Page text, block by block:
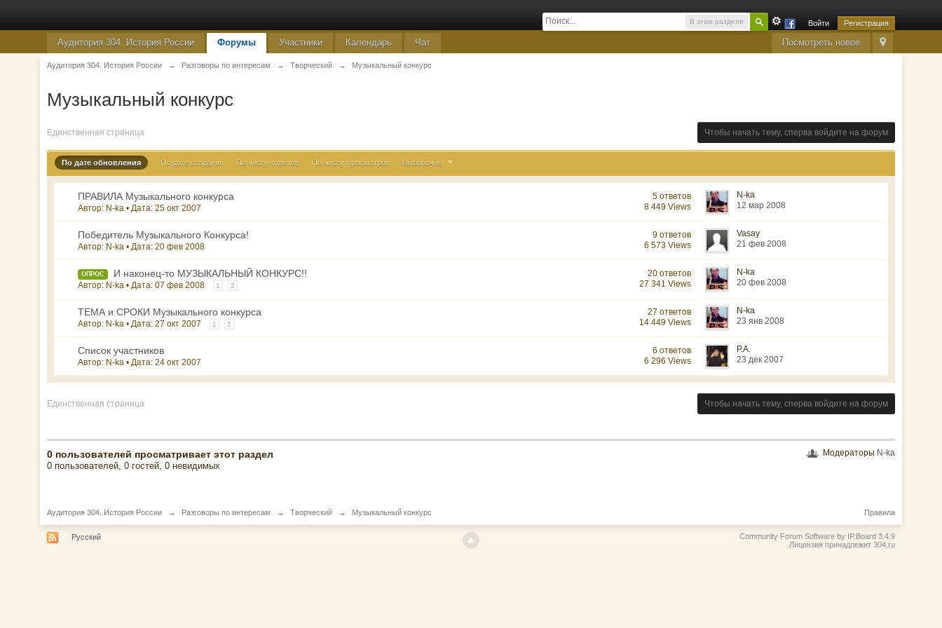
В этом разделе Войти Регистрация
Посмотреть новое
Аудитория 304. История России Форумы Участники Календарь Чат
Аудитория 304. История России → Разговоры по интересам → Творческий → Музыкальный конкурс
Музыкальный конкурс
Единственная страница Чтобы начать тему, сперва войдите на форум
По дате обновления По дате создания По числу ответов По числу просмотров Выборочно
ПРАВИЛА Музыкального конкурса
Автор: N-ka • Дата:25 окт 2007
5 ответов
8 449 Views
N-ka
12 мар 2008
Победитель Музыкального Конкурса!
Автор: N-ka • Дата:20 фев 2008
9 ответов
6 573 Views
Vasay
21 фев 2008
ОПРОС И наконец-то МУЗЫКАЛЬНЫЙ КОНКУРС!!
Автор: N-ka • Дата:07 фев 2008 1 2
20 ответов
27 341 Views
N-ka
20 фев 2008
ТЕМА и СРОКИ Музыкального конкурса
Автор: N-ka • Дата:27 окт 2007 1 2
27 ответов
14 449 Views
N-ka
23 янв 2008
Список участников
Автор: N-ka • Дата:24 окт 2007
6 ответов
6 296 Views
Р.А.
23 дек 2007
Единственная страница Чтобы начать тему, сперва войдите на форум
Модераторы N-ka
0 пользователей просматривает этот раздел
0 пользователей, 0 гостей, 0 невидимых
Аудитория 304. История России → Разговоры по интересам → Творческий → Музыкальный конкурс Правила
Русский
Community Forum Software by IP.Board 3.4.9
Лицензия принадлежит 304.ru